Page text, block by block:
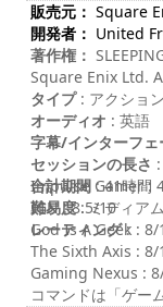
販売元： Square
開発者： United
著作権：
Square Enix Ltd.
Enix, Inc. 2014.
SQUARE ENIX
trademarks or
Ltd. SLEEPING
EDITION and the
trademarks or
タイプ: アクショ
オーディオ : 英語
字幕/インターフェ
セッションの長さ
合計期間 : 41時間
難易度: ミディアム
レーティング:
Impulse Gamer :
IGN : 8.5/10
God Is A Geek : 8/
The Sixth Axis : 8/
Gaming Nexus :
コマンドは「ゲー